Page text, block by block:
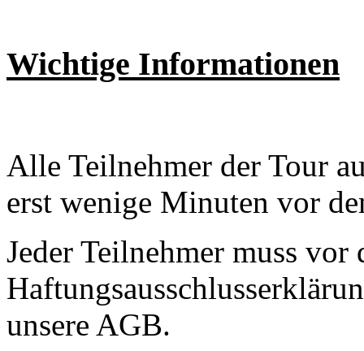
Wichtige Informationen
Alle Teilnehmer der Tour
erst wenige Minuten vor
Jeder Teilnehmer muss vor
unsere AGB.